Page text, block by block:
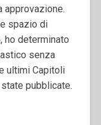
approvazione.
spazio di
ho determinato
senza
ultimi Capitoli
pubblicate.